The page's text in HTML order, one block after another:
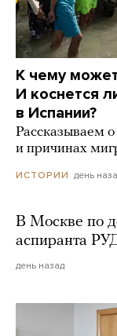
К чему
И коснется
в Испании?
Рассказываем
и причинах
ИСТОРИИ день
В Москве по
аспиранта
день назад